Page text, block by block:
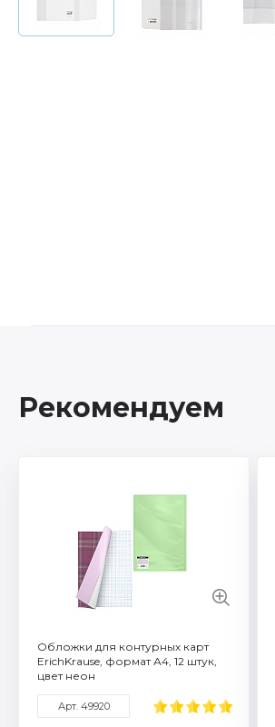
Рекомендуем
Обложки для контурных карт
ErichKrause, формат А4, 12 штук,
цвет неон
Арт. 49920